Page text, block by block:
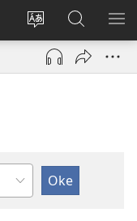
Ganti
hata
situs
Log
(opens
Lului
di
JW.ORG